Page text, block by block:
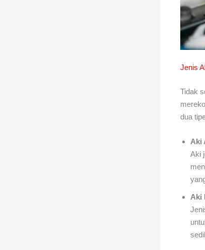
Jenis
Tidak
dua
Aki
Aki
Aki